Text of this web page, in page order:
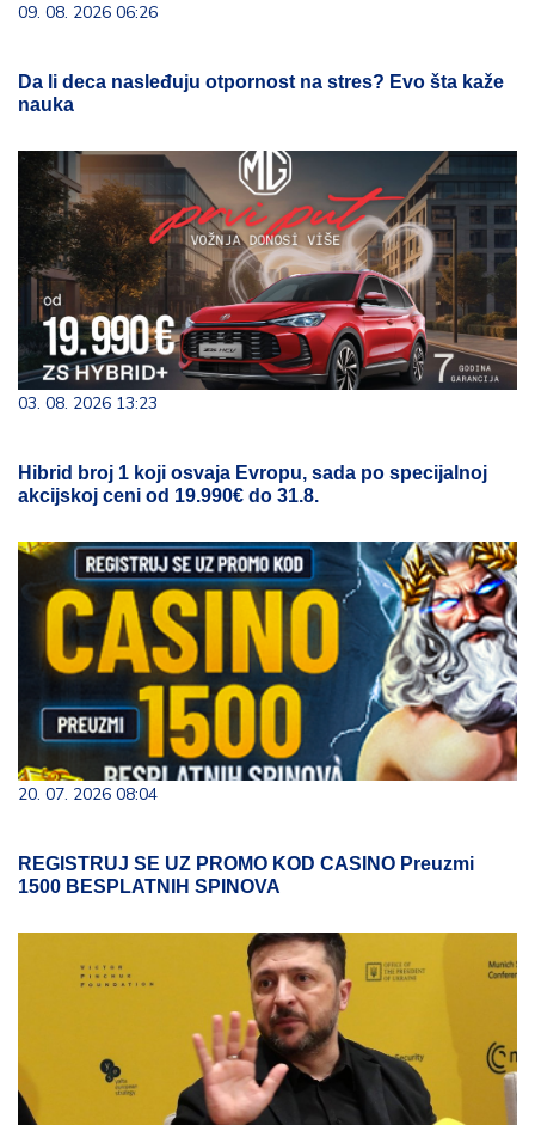
09. 08. 2026 06:26
Da li deca nasleđuju otpornost na stres? Evo šta kaže
nauka
03. 08. 2026 13:23
Hibrid broj 1 koji osvaja Evropu, sada po specijalnoj
akcijskoj ceni od 19.990€ do 31.8.
20. 07. 2026 08:04
REGISTRUJ SE UZ PROMO KOD CASINO Preuzmi
1500 BESPLATNIH SPINOVA